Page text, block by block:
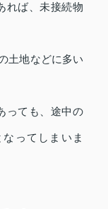
れば、未接続物
土地などに多い
っても、途中の
ってしまいま